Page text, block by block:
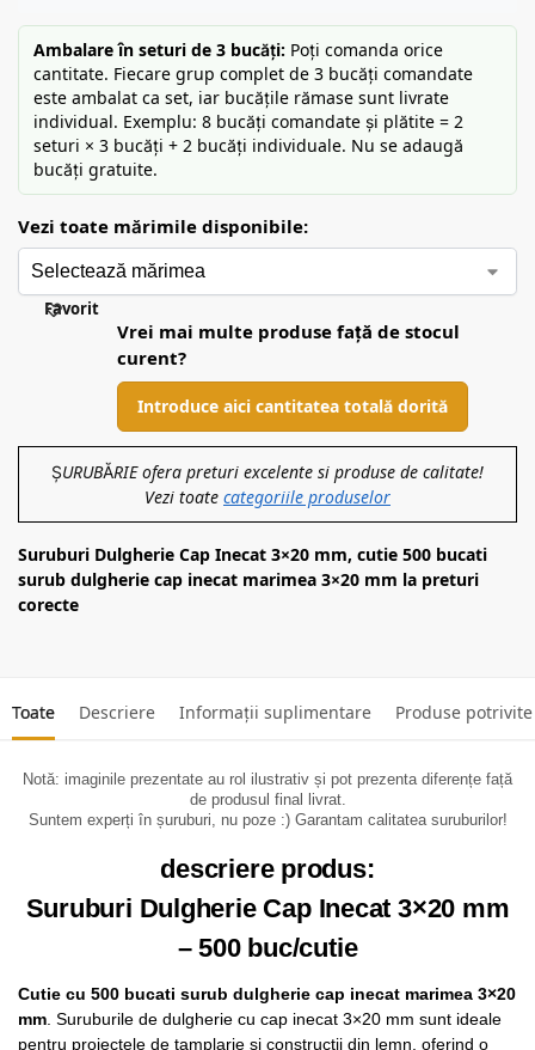
Ambalare în seturi de 3 bucăți: Poți comanda orice
cantitate. Fiecare grup complet de 3 bucăți comandate
este ambalat ca set, iar bucățile rămase sunt livrate
individual. Exemplu: 8 bucăți comandate și plătite = 2
seturi × 3 bucăți + 2 bucăți individuale. Nu se adaugă
bucăți gratuite.
Vezi toate mărimile disponibile:
Favorit
Vrei mai multe produse față de stocul
curent?
Introduce aici cantitatea totală dorită
ȘURUBĂRIE ofera preturi excelente si produse de calitate!
Vezi toate categoriile produselor
Suruburi Dulgherie Cap Inecat 3×20 mm, cutie 500 bucati
surub dulgherie cap inecat marimea 3×20 mm la preturi
corecte
Toate Descriere Informații suplimentare Produse potrivite
Notă: imaginile prezentate au rol ilustrativ și pot prezenta diferențe față
de produsul final livrat.
Suntem experți în șuruburi, nu poze :) Garantam calitatea suruburilor!
descriere produs:
Suruburi Dulgherie Cap Inecat 3×20 mm
– 500 buc/cutie
Cutie cu 500 bucati surub dulgherie cap inecat marimea 3×20
mm . Suruburile de dulgherie cu cap inecat 3×20 mm sunt ideale
pentru proiectele de tamplarie si constructii din lemn, oferind o